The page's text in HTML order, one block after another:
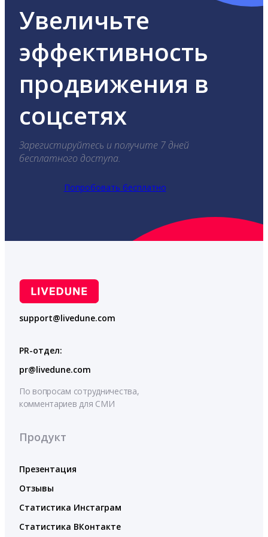
Увеличьте
эффективность
продвижения в
соцсетях
Зарегистируйтесь и получите 7 дней
бесплатного доступа.
Попробовать бесплатно
support@livedune.com
PR-отдел:
pr@livedune.com
По вопросам сотрудничества,
комментариев для СМИ
Продукт
Презентация
Отзывы
Статистика Инстаграм
Статистика ВКонтакте